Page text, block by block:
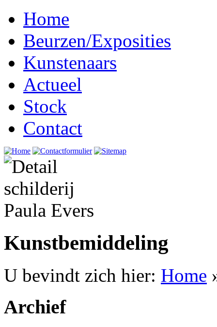
Home
Beurzen/Exposities
Kunstenaars
Actueel
Stock
Contact
Kunstbemiddeling
U bevindt zich hier: Home
Archief